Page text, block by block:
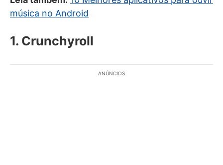
música no Android
1. Crunchyroll
ANÚNCIOS